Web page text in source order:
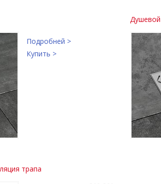
Подробней >
Купить >
Душевой
трапа